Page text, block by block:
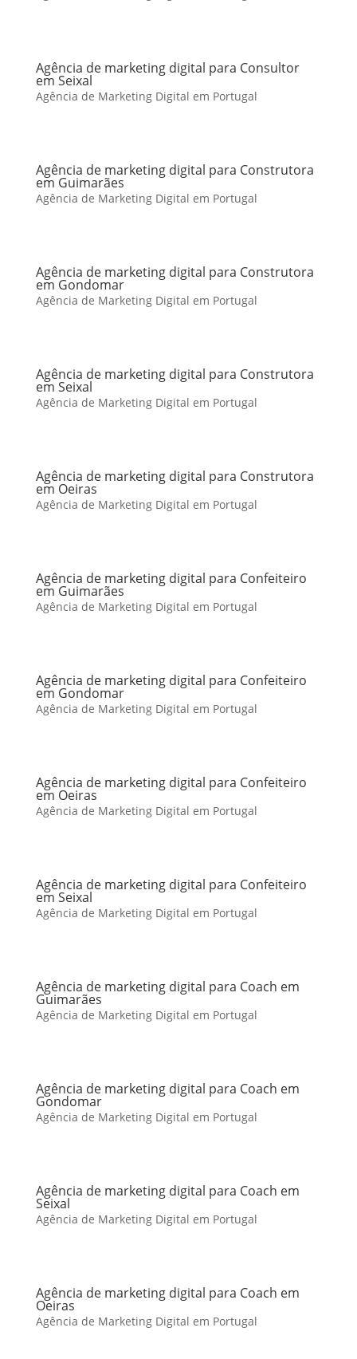
Agência de marketing digital para Consultor
em Seixal
Agência de Marketing Digital em Portugal
Agência de marketing digital para Construtora
em Guimarães
Agência de Marketing Digital em Portugal
Agência de marketing digital para Construtora
em Gondomar
Agência de Marketing Digital em Portugal
Agência de marketing digital para Construtora
em Seixal
Agência de Marketing Digital em Portugal
Agência de marketing digital para Construtora
em Oeiras
Agência de Marketing Digital em Portugal
Agência de marketing digital para Confeiteiro
em Guimarães
Agência de Marketing Digital em Portugal
Agência de marketing digital para Confeiteiro
em Gondomar
Agência de Marketing Digital em Portugal
Agência de marketing digital para Confeiteiro
em Oeiras
Agência de Marketing Digital em Portugal
Agência de marketing digital para Confeiteiro
em Seixal
Agência de Marketing Digital em Portugal
Agência de marketing digital para Coach em
Guimarães
Agência de Marketing Digital em Portugal
Agência de marketing digital para Coach em
Gondomar
Agência de Marketing Digital em Portugal
Agência de marketing digital para Coach em
Seixal
Agência de Marketing Digital em Portugal
Agência de marketing digital para Coach em
Oeiras
Agência de Marketing Digital em Portugal